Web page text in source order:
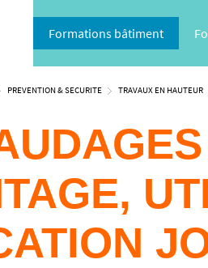
Formations bâtiment
PREVENTION & SECURITE TRAVAUX EN HAUTEUR